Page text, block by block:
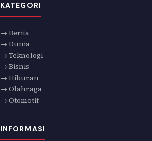
KATEGORI
→ Berita
→ Dunia
→ Teknologi
→ Bisnis
→ Hiburan
→ Olahraga
→ Otomotif
INFORMASI